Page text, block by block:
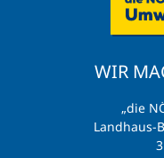
WIR
„die
Landhaus-